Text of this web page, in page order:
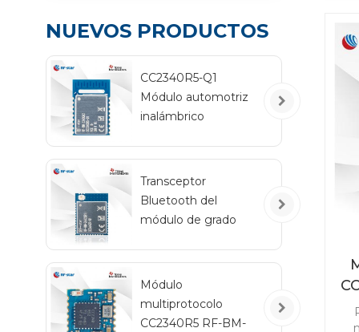
NUEVOS PRODUCTOS
CC2340R5-Q1
Módulo automotriz
inalámbrico
2340QB1
Transceptor
Bluetooth del
módulo de grado
vehículos
Módulo
multiprotocolo
CC2340R5 RF-BM-